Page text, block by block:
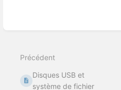
Précédent
Disques USB et
système de fichier